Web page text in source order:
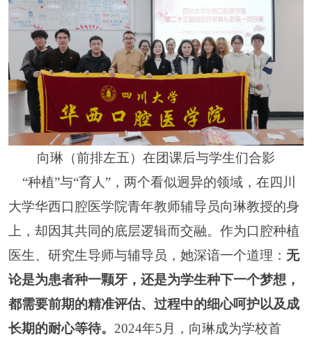
向琳（前排左五）在团课后与学生们合影
“种植”与“育人”，两个看似迥异的领域，在四川
大学华西口腔医学院青年教师辅导员向琳教授的身
上，却因其共同的底层逻辑而交融。作为口腔种植
医生、研究生导师与辅导员，她深谙一个道理： 无
论是为患者种一颗牙，还是为学生种下一个梦想，
都需要前期的精准评估、过程中的细心呵护以及成
长期的耐心等待。 2024年5月，向琳成为学校首